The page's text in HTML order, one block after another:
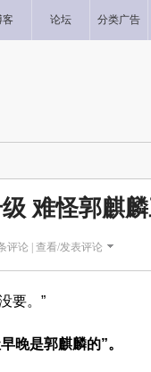
客 论坛 分类广告
难怪郭麒
评论 | 查看/发表评论
要。”
晚是郭麒麟的”。